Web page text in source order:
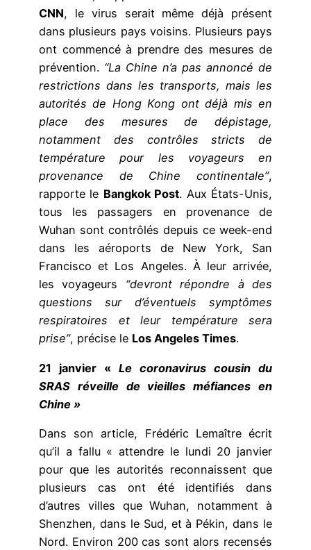
CNN, le virus serait même déjà présent
dans plusieurs pays voisins. Plusieurs pays
ont commencé à prendre des mesures de
prévention. “La Chine n’a pas annoncé de
restrictions dans les transports, mais les
autorités de Hong Kong ont déjà mis en
place des mesures de dépistage,
notamment des contrôles stricts de
température pour les voyageurs en
provenance de Chine continentale”,
rapporte le Bangkok Post. Aux États-Unis,
tous les passagers en provenance de
Wuhan sont contrôlés depuis ce week-end
dans les aéroports de New York, San
Francisco et Los Angeles. À leur arrivée,
les voyageurs “devront répondre à des
questions sur d’éventuels symptômes
respiratoires et leur température sera
prise”, précise le Los Angeles Times.
21 janvier « Le coronavirus cousin du
SRAS réveille de vieilles méfiances en
Chine »
Dans son article, Frédéric Lemaître écrit
qu’il a fallu « attendre le lundi 20 janvier
pour que les autorités reconnaissent que
plusieurs cas ont été identifiés dans
d’autres villes que Wuhan, notamment à
Shenzhen, dans le Sud, et à Pékin, dans le
Nord. Environ 200 cas sont alors recensés